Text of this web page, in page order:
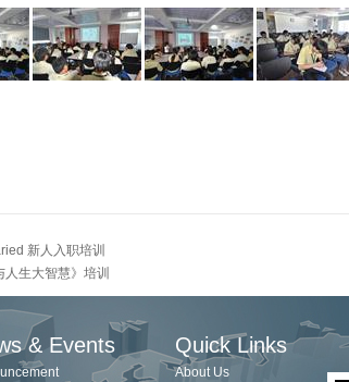
新人入职培训
生大智慧》培训
& Events Quick Links
About Us